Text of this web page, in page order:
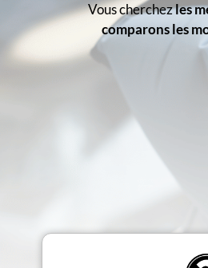
Vous cherchezles
comparons les